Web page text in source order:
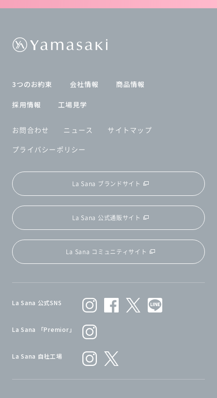
3つのお約束 会社情報 商品情報
採用情報 工場見学
お問合わせ ニュース
サイトマップ
プライバシーポリシー
La Sana ブランドサイト
La Sana 公式通販サイト
La Sana コミュニティサイト
La Sana 公式SNS
La Sana 「Premior」
La Sana 自社工場